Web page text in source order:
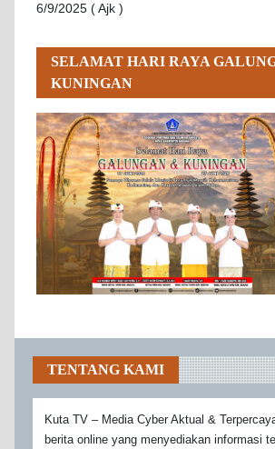
6/9/2025 ( Ajk )
SELAMAT HARI RAYA
KUNINGAN
TENTANG KAMI
Kuta TV – Media Cyber Aktual &
berita online yang menyediakan informasi